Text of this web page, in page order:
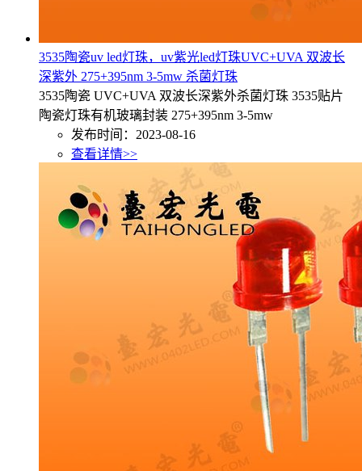
3535陶瓷uv led灯珠，uv紫光led灯珠UVC+UVA 双波长
深紫外 275+395nm 3-5mw 杀菌灯珠
3535陶瓷 UVC+UVA 双波长深紫外杀菌灯珠 3535贴片
陶瓷灯珠有机玻璃封装 275+395nm 3-5mw
发布时间：2023-08-16
查看详情>>